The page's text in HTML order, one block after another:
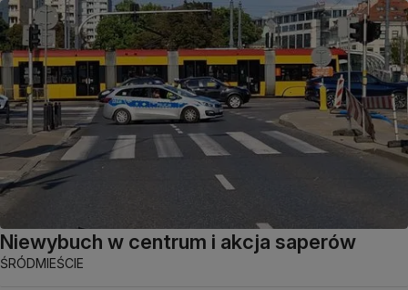
Niewybuch w centrum i akcja saperów
ŚRÓDMIEŚCIE